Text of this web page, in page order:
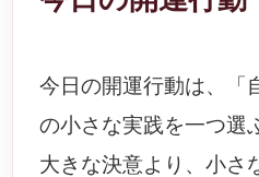
今日の開運行動は、「
の小さな実践を一つ選
大きな決意より、小さ